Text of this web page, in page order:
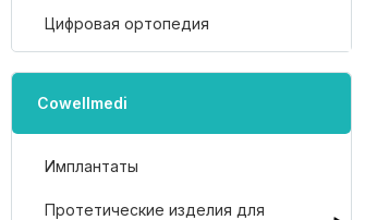
Цифровая ортопедия
Cowellmedi
Имплантаты
Протетические изделия для